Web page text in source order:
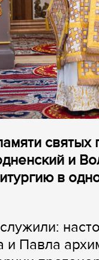
и
в
и Павла